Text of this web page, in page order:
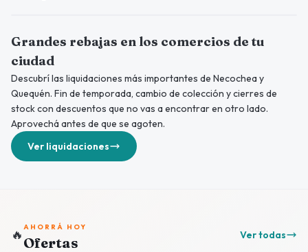
Grandes rebajas en los comercios de tu
ciudad
Descubrí las liquidaciones más importantes de Necochea y
Quequén. Fin de temporada, cambio de colección y cierres de
stock con descuentos que no vas a encontrar en otro lado.
Aprovechá antes de que se agoten.
Ver liquidaciones
🔥 AHORRÁ HOY
Ofertas Ver todas